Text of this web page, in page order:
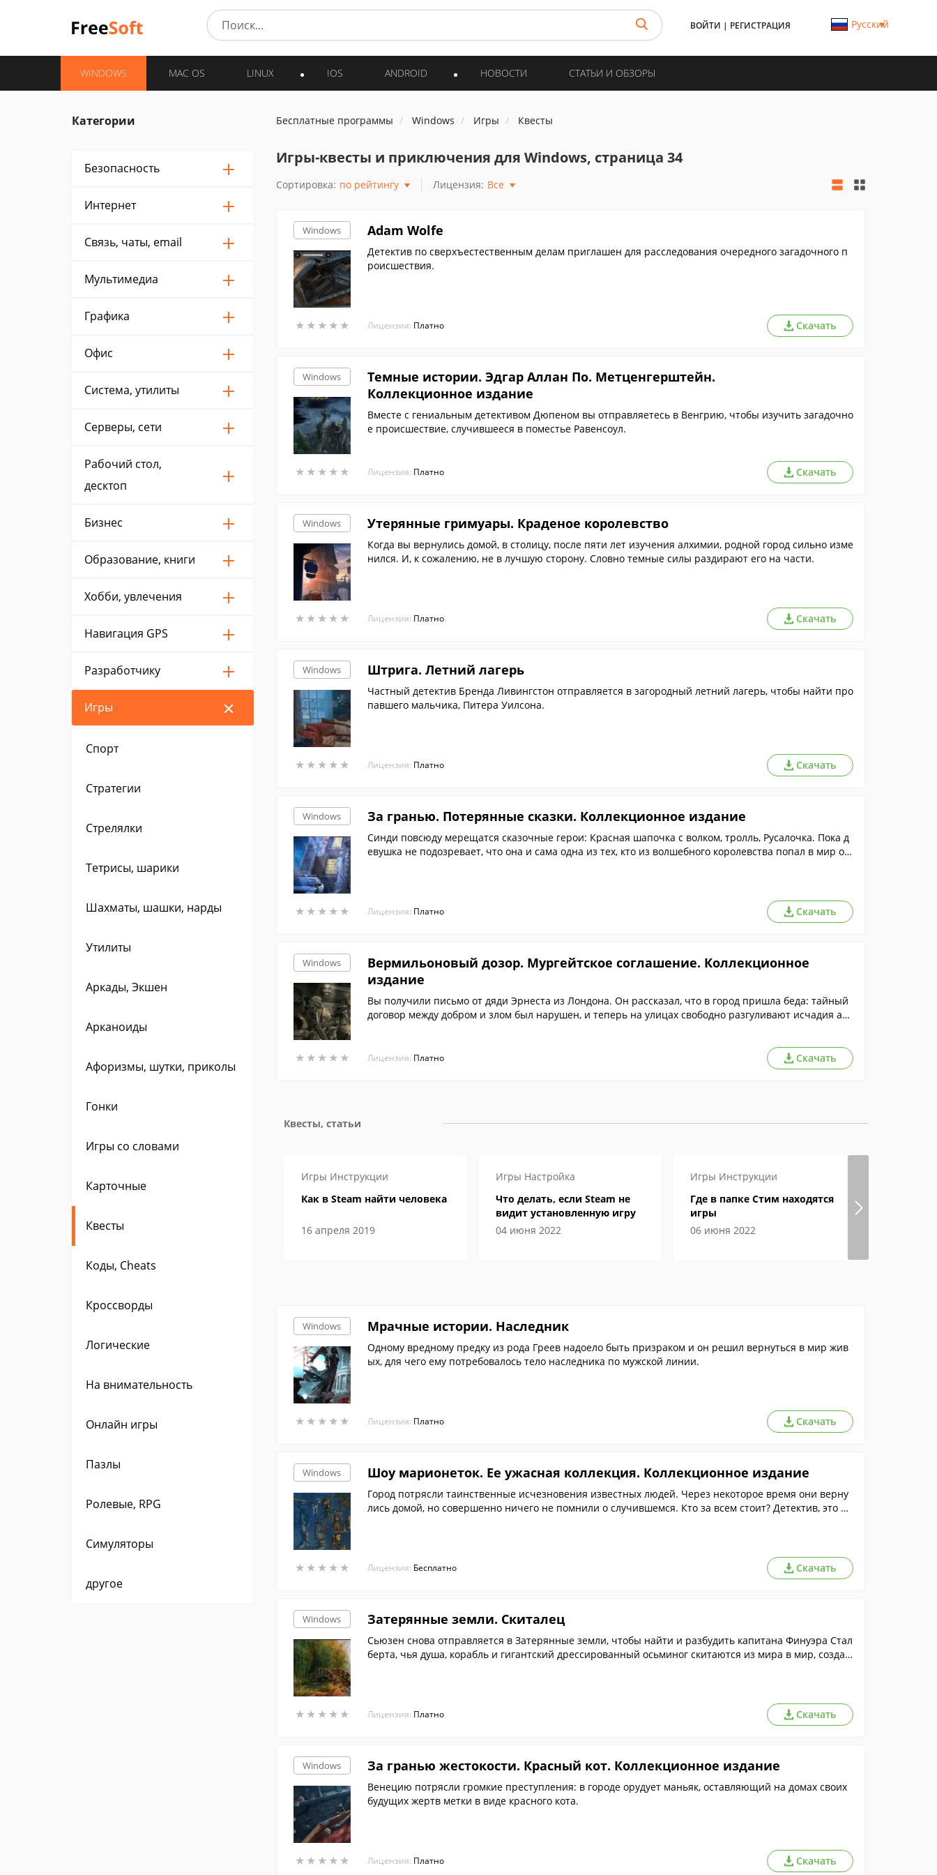
ВОЙТИ | РЕГИСТРАЦИЯ Русский
WINDOWS MAC OS LINUX IOS ANDROID НОВОСТИ СТАТЬИ И ОБЗОРЫ
Категории
Безопасность
Интернет
Связь, чаты, email
Мультимедиа
Графика
Офис
Система, утилиты
Серверы, сети
Рабочий стол,
десктоп
Бизнес
Образование, книги
Хобби, увлечения
Навигация GPS
Разработчику
Игры
Спорт
Стратегии
Стрелялки
Тетрисы, шарики
Шахматы, шашки, нарды
Утилиты
Аркады, Экшен
Арканоиды
Афоризмы, шутки, приколы
Гонки
Игры со словами
Карточные
Квесты
Коды, Cheats
Кроссворды
Логические
На внимательность
Онлайн игры
Пазлы
Ролевые, RPG
Симуляторы
другое
Бесплатные программы Windows Игры Квесты
Игры-квесты и приключения для Windows, страница 34
Сортировка: по рейтингу Лицензия: Все
Windows
★ ★ ★ ★ ★
★ ★ ★ ★ ★
Adam Wolfe
Детектив по сверхъестественным делам приглашен для расследования очередного загадочного п
роисшествия.
Лицензия: Платно Скачать
Windows
★ ★ ★ ★ ★
★ ★ ★ ★ ★
Темные истории. Эдгар Аллан По. Метценгерштейн.
Коллекционное издание
Вместе с гениальным детективом Дюпеном вы отправляетесь в Венгрию, чтобы изучить загадочно
е происшествие, случившееся в поместье Равенсоул.
Лицензия: Платно Скачать
Windows
★ ★ ★ ★ ★
★ ★ ★ ★ ★
Утерянные гримуары. Краденое королевство
Когда вы вернулись домой, в столицу, после пяти лет изучения алхимии, родной город сильно изме
нился. И, к сожалению, не в лучшую сторону. Словно темные силы раздирают его на части.
Лицензия: Платно Скачать
Windows
★ ★ ★ ★ ★
★ ★ ★ ★ ★
Штрига. Летний лагерь
Частный детектив Бренда Ливингстон отправляется в загородный летний лагерь, чтобы найти про
павшего мальчика, Питера Уилсона.
Лицензия: Платно Скачать
Windows
★ ★ ★ ★ ★
★ ★ ★ ★ ★
За гранью. Потерянные сказки. Коллекционное издание
Синди повсюду мерещатся сказочные герои: Красная шапочка с волком, тролль, Русалочка. Пока д
евушка не подозревает, что она и сама одна из тех, кто из волшебного королевства попал в мир об
Лицензия: Платно Скачать
Windows
★ ★ ★ ★ ★
★ ★ ★ ★ ★
Вермильоновый дозор. Мургейтское соглашение. Коллекционное
издание
Вы получили письмо от дяди Эрнеста из Лондона. Он рассказал, что в город пришла беда: тайный
договор между добром и злом был нарушен, и теперь на улицах свободно разгуливают исчадия ад
Лицензия: Платно Скачать
Квесты, статьи
29 апреля 2019
Игры Инструкции
Как в Steam найти человека
16 апреля 2019
Игры Настройка
Что делать, если Steam не
видит установленную игру
04 июня 2022
Игры Инструкции
Где в папке Стим находятся
игры
06 июня 2022
Windows
★ ★ ★ ★ ★
★ ★ ★ ★ ★
Мрачные истории. Наследник
Одному вредному предку из рода Греев надоело быть призраком и он решил вернуться в мир жив
ых, для чего ему потребовалось тело наследника по мужской линии.
Лицензия: Платно Скачать
Windows
★ ★ ★ ★ ★
★ ★ ★ ★ ★
Шоу марионеток. Ее ужасная коллекция. Коллекционное издание
Город потрясли таинственные исчезновения известных людей. Через некоторое время они верну
лись домой, но совершенно ничего не помнили о случившемся. Кто за всем стоит? Детектив, это ва
Лицензия: Бесплатно Скачать
Windows
★ ★ ★ ★ ★
★ ★ ★ ★ ★
Затерянные земли. Скиталец
Сьюзен снова отправляется в Затерянные земли, чтобы найти и разбудить капитана Финуэра Стал
берта, чья душа, корабль и гигантский дрессированный осьминог скитаются из мира в мир, создав
Лицензия: Платно Скачать
Windows
★ ★ ★ ★ ★
★ ★ ★ ★ ★
За гранью жестокости. Красный кот. Коллекционное издание
Венецию потрясли громкие преступления: в городе орудует маньяк, оставляющий на домах своих
будущих жертв метки в виде красного кота.
Лицензия: Платно Скачать